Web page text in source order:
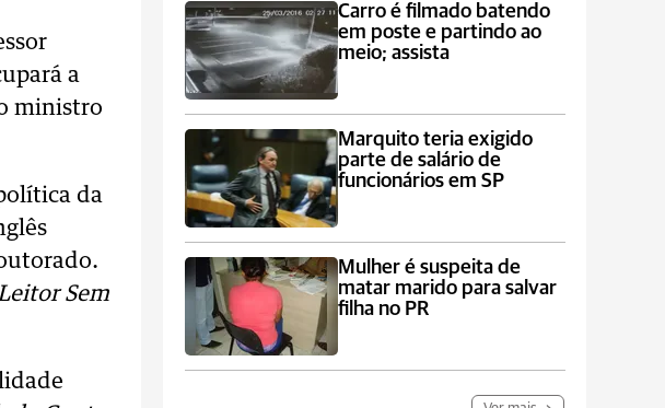
a
ministro
da
Sem
Carro é filmado batendo
em poste e partindo ao
meio; assista
Marquito teria exigido
parte de salário de
funcionários em SP
Mulher é suspeita de
matar marido para salvar
filha no PR